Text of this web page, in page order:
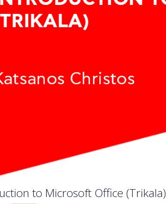
to Microsoft Office (Trikala)